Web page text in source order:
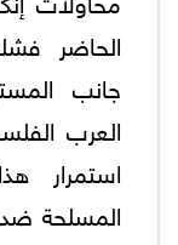
الحاضر
جانب
العرب
استمرار
المسلحة